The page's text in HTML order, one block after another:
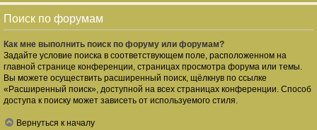
Поиск по форумам
Как мне выполнить поиск по форуму или форумам?
Задайте условие поиска в соответствующем поле, расположенном на
главной странице конференции, страницах просмотра форума или темы.
Вы можете осуществить расширенный поиск, щёлкнув по ссылке
«Расширенный поиск», доступной на всех страницах конференции. Способ
доступа к поиску может зависеть от используемого стиля.
Вернуться к началу